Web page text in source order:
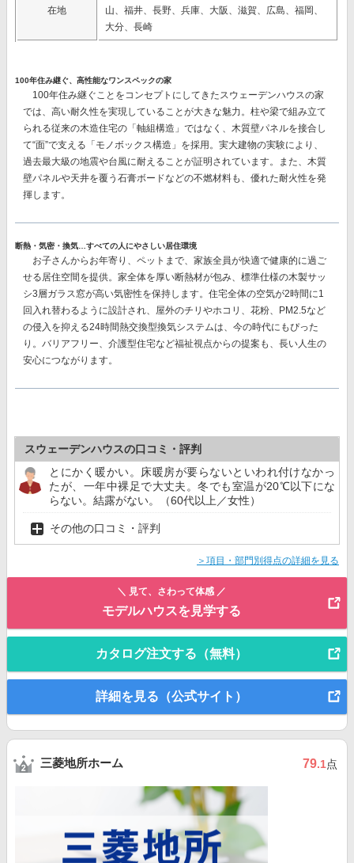
在地
山、福井、長野、兵庫、大阪、滋賀、広島、福岡、
大分、長崎
100年住み継ぐ、高性能なワンスペックの家
100年住み継ぐことをコンセプトにしてきたスウェーデンハウスの家
では、 高い耐久性を実現していることが大きな魅力。柱や梁で組み立て
られる従来の木造住宅の「軸組構造」ではなく、 木質壁パネルを接合し
て“面”で支える「モノボックス構造」を採用。 実大建物の実験により、
過去最大級の地震や台風に耐えることが証明されています。また、木質
壁パネルや天井を覆う石膏ボードなどの不燃材料も、優れた耐火性を発
揮します。
断熱・気密・換気…すべての人にやさしい居住環境
お子さんからお年寄り、ペットまで、家族全員が快適で健康的に過ご
せる居住空間を提供。家全体を厚い断熱材が包み、 標準仕様の木製サッ
シ3層ガラス窓が高い気密性を保持します。住宅全体の空気が2時間に1
回入れ替わるように設計され、屋外のチリやホコリ、花粉、PM2.5など
の侵入を抑える24時間熱交換型換気システムは、今の時代にもぴった
り。バリアフリー、介護型住宅など福祉視点からの提案も、長い人生の
安心につながります。
スウェーデンハウスの口コミ・評判
とにかく暖かい。床暖房が要らないといわれ付けなかっ
たが、一年中裸足で大丈夫。冬でも室温が20℃以下にな
らない。結露がない。（60代以上／女性）
その他の口コミ・評判
＞項目・部門別得点の詳細を見る
＼ 見て、さわって体感 ／
モデルハウスを見学する
カタログ注文する（無料）
詳細を見る（公式サイト）
三菱地所ホーム 79.1点